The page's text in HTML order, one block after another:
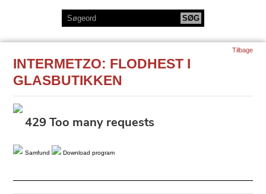
INTERMETZO: FLODHEST I
GLASBUTIKKEN
Samfund Download program
Tilbage